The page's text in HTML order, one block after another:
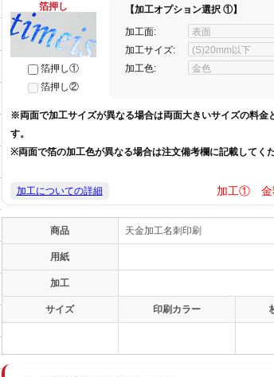
箔押し
箔押し①
箔押し②
【加工オプション選択 ①】
加工面:
加工サイズ:
加工色:
※両面で加工サイズが異なる場合は両面大きいサイズの料金
す。
※両面で箔の加工色が異なる場合は注文備考欄に記載してくだ
加工についての詳細 加工① 金
商品 天金加工名刺印刷
用紙
加工
サイズ 印刷カラー